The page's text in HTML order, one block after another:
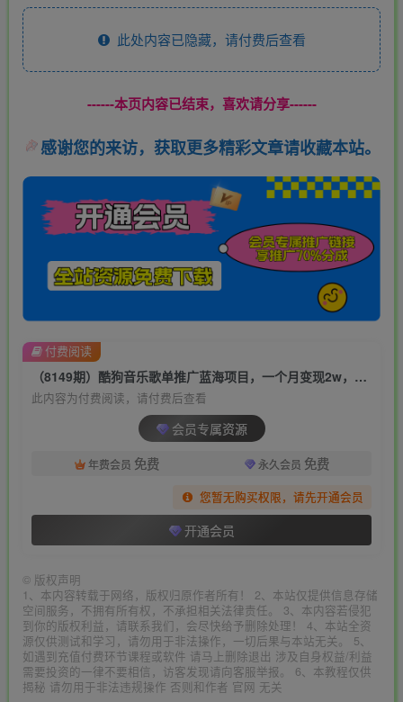
此处内容已隐藏，请付费后查看
------本页内容已结束，喜欢请分享------
感谢您的来访，获取更多精彩文章请收藏本站。
（8149期）酷狗音乐歌单推广蓝海项目，一个月变现2w，新手也能轻松躺赚！
此内容为付费阅读，请付费后查看
会员专属资源
年费会员 免费 永久会员 免费
您暂无购买权限，请先开通会员
开通会员
付费阅读
© 版权声明
1、本内容转载于网络，版权归原作者所有！ 2、本站仅提供信息存储
空间服务，不拥有所有权，不承担相关法律责任。 3、本内容若侵犯
到你的版权利益，请联系我们，会尽快给予删除处理！ 4、本站全资
源仅供测试和学习，请勿用于非法操作，一切后果与本站无关。 5、
如遇到充值付费环节课程或软件 请马上删除退出 涉及自身权益/利益
需要投资的一律不要相信，访客发现请向客服举报。 6、本教程仅供
揭秘 请勿用于非法违规操作 否则和作者 官网 无关